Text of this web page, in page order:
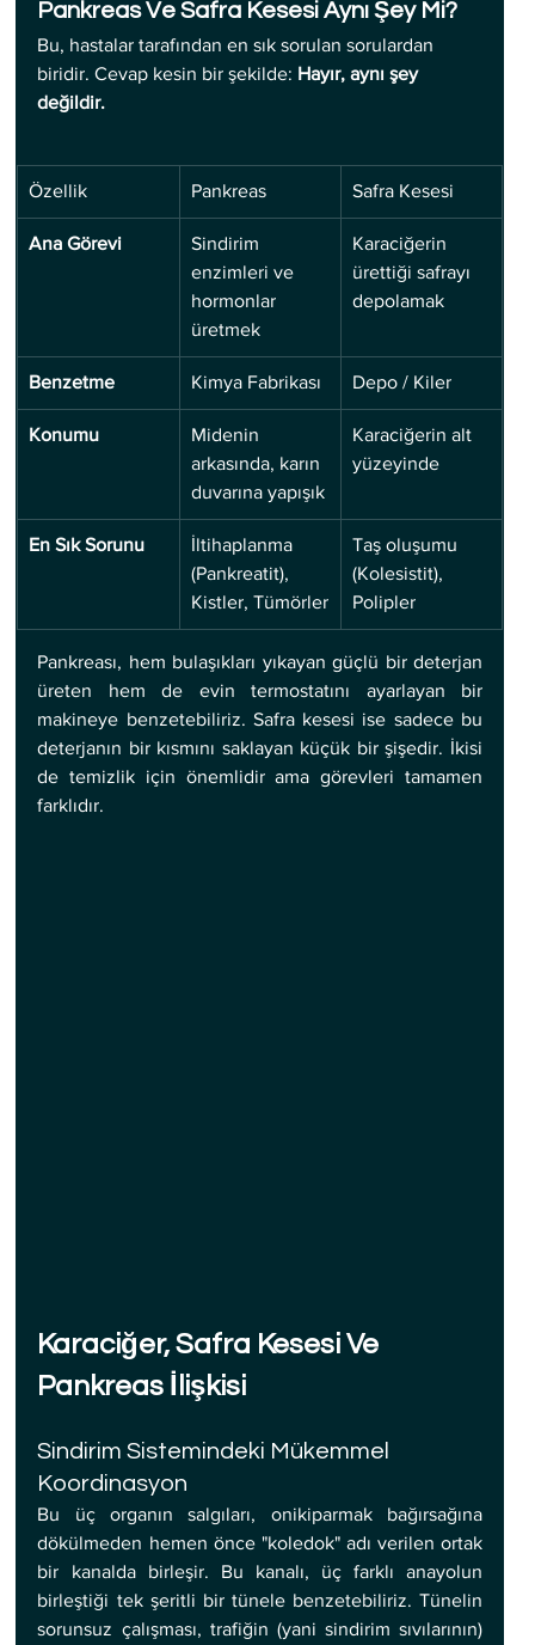
Pankreas Ve Safra Kesesi Aynı Şey Mi?
Bu, hastalar tarafından en sık sorulan sorulardan
biridir. Cevap kesin bir şekilde: Hayır, aynı şey
değildir.
Özellik Pankreas Safra Kesesi
Ana Görevi
Sindirim
enzimleri ve
hormonlar
üretmek
Karaciğerin
ürettiği safrayı
depolamak
Benzetme Kimya Fabrikası Depo / Kiler
Konumu
Midenin
arkasında, karın
duvarına yapışık
Karaciğerin alt
yüzeyinde
En Sık Sorunu
İltihaplanma
(Pankreatit),
Kistler, Tümörler
Taş oluşumu
(Kolesistit),
Polipler
Pankreası, hem bulaşıkları yıkayan güçlü bir deterjan
üreten hem de evin termostatını ayarlayan bir
makineye benzetebiliriz. Safra kesesi ise sadece bu
deterjanın bir kısmını saklayan küçük bir şişedir. İkisi
de temizlik için önemlidir ama görevleri tamamen
farklıdır.
Karaciğer, Safra Kesesi Ve
Pankreas İlişkisi
Sindirim Sistemindeki Mükemmel
Koordinasyon
Bu üç organın salgıları, onikiparmak bağırsağına
dökülmeden hemen önce "koledok" adı verilen ortak
bir kanalda birleşir. Bu kanalı, üç farklı anayolun
birleştiği tek şeritli bir tünele benzetebiliriz. Tünelin
sorunsuz çalışması, trafiğin (yani sindirim sıvılarının)